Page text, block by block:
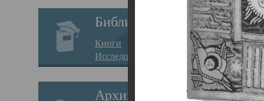
Библиотека
Книги
Исследования
Архив